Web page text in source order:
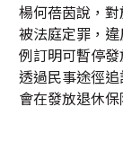
楊何蓓茵說，
被法庭定罪，
例訂明可暫停
透過民事途徑
會在發放退休